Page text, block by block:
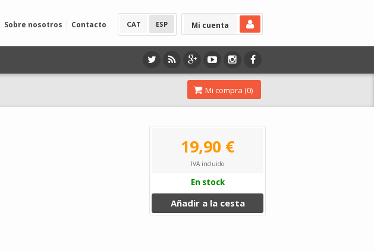
Mi cuenta
CAT ESP
Sobre nosotros Contacto
Mi compra (0)
19,90 €
IVA incluido
En stock
Añadir a la cesta